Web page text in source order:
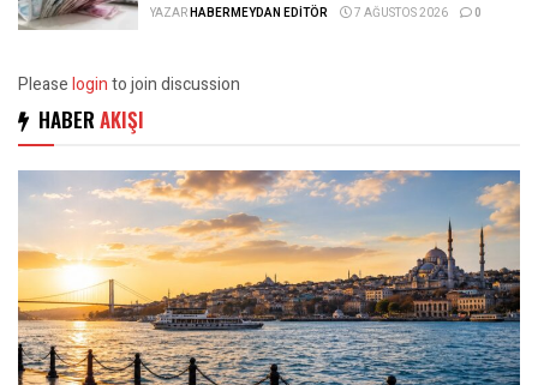
YAZARHABERMEYDAN EDITÖR 7 AĞUSTOS 2026 0
Pleaseloginto join discussion
HABER AKIŞI